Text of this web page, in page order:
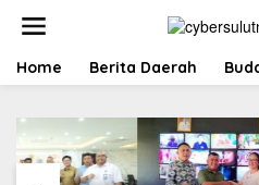
t
Home Berita Daerah